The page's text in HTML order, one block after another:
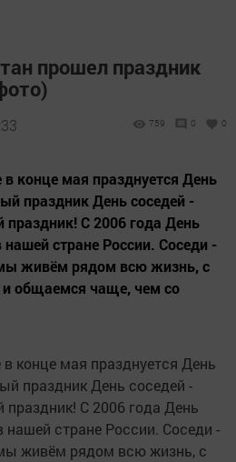
прошел праздник
759 0 0
конце мая празднуется День
праздник День соседей -
С 2006 года День
нашей стране России. Соседи -
живём рядом всю жизнь, с
общаемся чаще, чем со
конце мая празднуется День
праздник День соседей -
С 2006 года День
нашей стране России. Соседи -
живём рядом всю жизнь, с